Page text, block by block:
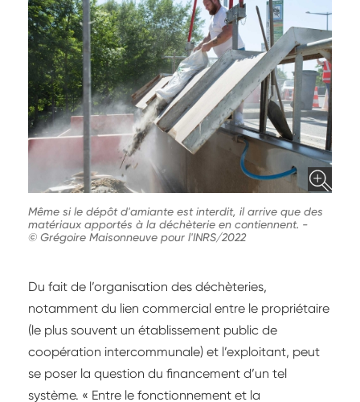
Même si le dépôt d'amiante est interdit, il arrive que des
matériaux apportés à la déchèterie en contiennent. -
© Grégoire Maisonneuve pour l'INRS/2022
Du fait de l’organisation des déchèteries,
notamment du lien commercial entre le propriétaire
(le plus souvent un établissement public de
coopération intercommunale) et l’exploitant, peut
se poser la question du financement d’un tel
système. « Entre le fonctionnement et la